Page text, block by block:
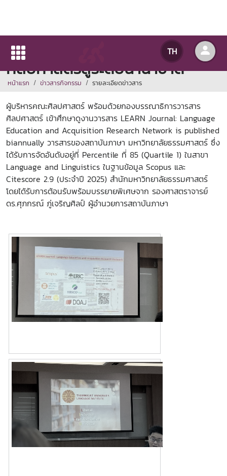
TH
เตรียมพร้อมยกระดับวารสาร
ศิลปศาสตร์สู่ระดับนานาชาติ
หน้าแรก ข่าวสารกิจกรรม รายละเอียดข่าวสาร
ผู้บริหารคณะศิลปศาสตร์ พร้อมด้วยกองบรรณาธิการวารสาร
ศิลปศาสตร์ เข้าศึกษาดูงานวารสาร LEARN Journal: Language
Education and Acquisition Research Network is published
biannually วารสารของสถาบันภาษา มหาวิทยาลัยธรรมศาสตร์ ซึ่ง
ได้รับการจัดอันดับอยู่ที่ Percentile ที่ 85 (Quartile 1) ในสาขา
Language and Linguistics ในฐานข้อมูล Scopus และ
Citescore 2.9 (ประจำปี 2025) สำนักมหาวิทยาลัยธรรมศาสตร์
โดยได้รับการต้อนรับพร้อมบรรยายพิเศษจาก รองศาสตราจารย์
ดร.ศุภกรณ์ ภู่เจริญศิลป์ ผู้อำนวยการสถาบันภาษา